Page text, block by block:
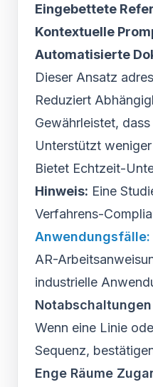
Eingebettete
Kontextuelle
Automatisierte
Dieser Ansatz
Reduziert
Gewährleistet,
Unterstützt
Bietet Echtzeit-
Hinweis: Eine
Verfahrens-
Anwendungsfälle:
AR-
industrielle
Wenn eine Linie
Sequenz,
Enge Räume